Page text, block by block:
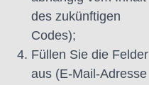
des zukünftigen
Codes);
Füllen Sie die Felder
aus (E-Mail-Adresse